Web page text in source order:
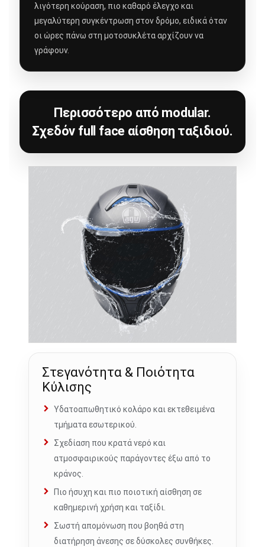
λιγότερη κούραση, πιο καθαρό έλεγχο και
μεγαλύτερη συγκέντρωση στον δρόμο, ειδικά όταν
οι ώρες πάνω στη μοτοσυκλέτα αρχίζουν να
γράφουν.
Περισσότερο από modular.
Σχεδόν full face αίσθηση ταξιδιού.
Στεγανότητα & Ποιότητα
Κύλισης
Υδατοαπωθητικό κολάρο και εκτεθειμένα
τμήματα εσωτερικού.
Σχεδίαση που κρατά νερό και
ατμοσφαιρικούς παράγοντες έξω από το
κράνος.
Πιο ήσυχη και πιο ποιοτική αίσθηση σε
καθημερινή χρήση και ταξίδι.
Σωστή απομόνωση που βοηθά στη
διατήρηση άνεσης σε δύσκολες συνθήκες.